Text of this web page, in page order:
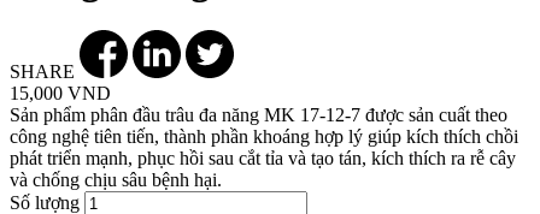
SHARE
15,000 VND
Sản phẩm phân đầu trâu đa năng MK 17-12-7 được sản cuất theo
công nghệ tiên tiến, thành phần khoáng hợp lý giúp kích thích chồi
phát triển mạnh, phục hồi sau cắt tỉa và tạo tán, kích thích ra rễ cây
và chống chịu sâu bệnh hại.
Số lượng